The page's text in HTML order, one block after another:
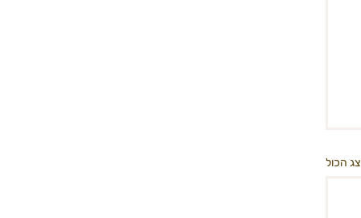
הכול